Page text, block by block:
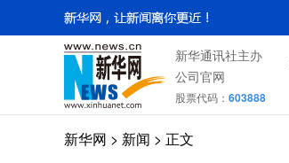
新华通讯社主办
公司官网
股票代码： 603888
新华网 > 新闻 > 正文